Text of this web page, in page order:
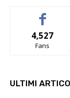
4,527
Fans
ULTIMI